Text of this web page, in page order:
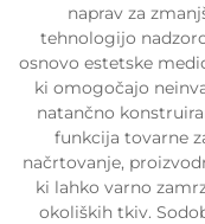
naprav za
tehnologijo
osnovo estetske
ki omogočajo
natančno
funkcija tovarne
načrtovanje,
ki lahko varno
okoliških tkiv.